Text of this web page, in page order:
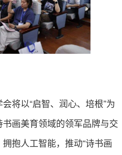
将以“启智、润心、培根”为
画美育领域的领军品牌与交
抱人工智能，推动“诗书画